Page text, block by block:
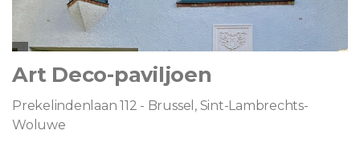
Art Deco-paviljoen
Prekelindenlaan 112 - Brussel, Sint-Lambrechts-
Woluwe